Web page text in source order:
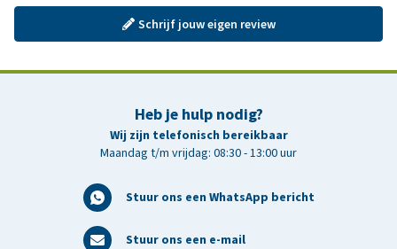
Schrijf jouw eigen review
Heb je hulp nodig?
Wij zijn telefonisch bereikbaar
Maandag t/m vrijdag: 08:30 - 13:00 uur
Stuur ons een WhatsApp bericht
Stuur ons een e-mail